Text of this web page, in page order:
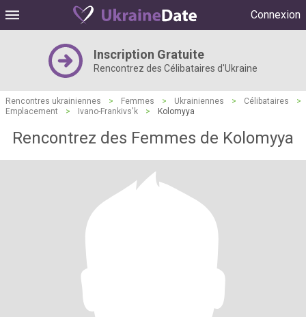
Connexion
Inscription Gratuite
Rencontrez des Célibataires d'Ukraine
Rencontres ukrainiennes > Femmes > Ukrainiennes > Célibataires
>
Emplacement
> Ivano-Frankivs'k > Kolomyya
Rencontrez des Femmes de Kolomyya